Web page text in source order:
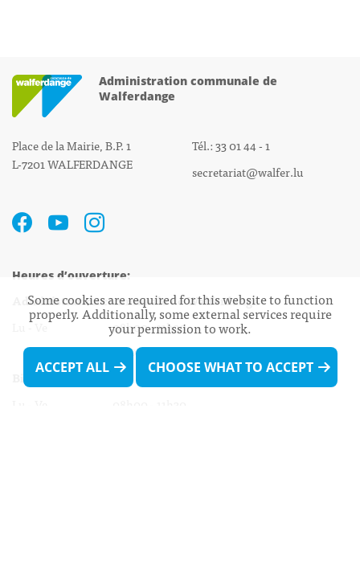
Administration communale de
Walferdange
Place de la Mairie, B.P. 1
L-7201 WALFERDANGE
Tél.: 33 01 44 - 1
secretariat@walfer.lu
Heures d’ouverture:
Administration communale de Walferdange
Lu - Ve 08h00 - 11h30
13h30 - 16h00
Biergercenter
Some cookies are required for this website to function
properly. Additionally, some external services require
your permission to work.
ACCEPT ALL CHOOSE WHAT TO ACCEPT